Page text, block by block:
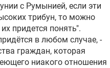
с Румынией, если эти
трибун, то можно
придется понять".
в любом случае, -
граждан, которая
ниакого отношения